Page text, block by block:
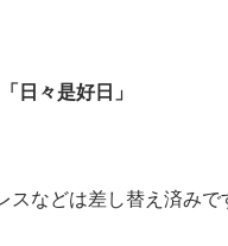
日々是好日」
などは差し替え済みで